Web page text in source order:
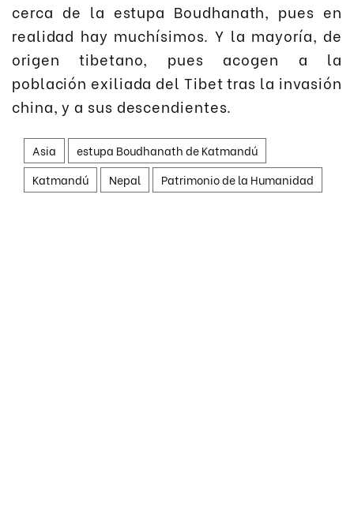
cerca de la estupa Boudhanath, pues en
realidad hay muchísimos. Y la mayoría, de
origen tibetano, pues acogen a la
población exiliada del Tibet tras la invasión
china, y a sus descendientes.
Asia
estupa Boudhanath de Katmandú
Katmandú
Nepal Patrimonio de la Humanidad